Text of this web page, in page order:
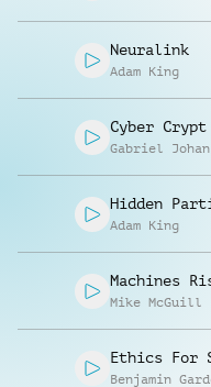
Neuralink
Adam King
Cyber Crypt
Gabriel
Hidden
Adam King
Machines
Mike McGuill
Ethics For
Benjamin